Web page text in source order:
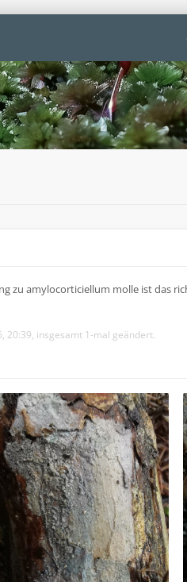
zu amylocorticiellum molle ist das
20:39, insgesamt 1-mal geändert.